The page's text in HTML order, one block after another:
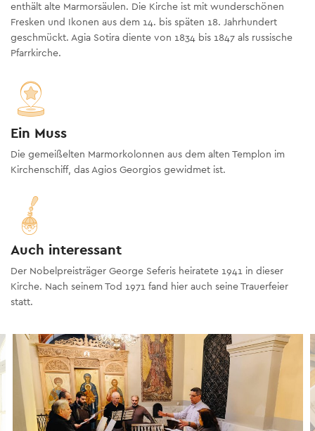
enthält alte Marmorsäulen. Die Kirche ist mit wunderschönen
Fresken und Ikonen aus dem 14. bis späten 18. Jahrhundert
geschmückt. Agia Sotira diente von 1834 bis 1847 als russische
Pfarrkirche.
Ein Muss
Die gemeißelten Marmorkolonnen aus dem alten Templon im
Kirchenschiff, das Agios Georgios gewidmet ist.
Auch interessant
Der Nobelpreisträger George Seferis heiratete 1941 in dieser
Kirche. Nach seinem Tod 1971 fand hier auch seine Trauerfeier
statt.